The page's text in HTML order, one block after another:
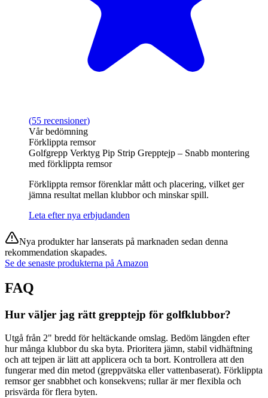
(55 recensioner)
Vår bedömning
Förklippta remsor
Golfgrepp Verktyg Pip Strip Grepptejp – Snabb montering
med förklippta remsor
Förklippta remsor förenklar mått och placering, vilket ger
jämna resultat mellan klubbor och minskar spill.
Leta efter nya erbjudanden
Nya produkter har lanserats på marknaden sedan denna
rekommendation skapades.
Se de senaste produkterna på Amazon
FAQ
Hur väljer jag rätt grepptejp för golfklubbor?
Utgå från 2" bredd för heltäckande omslag. Bedöm längden efter
hur många klubbor du ska byta. Prioritera jämn, stabil vidhäftning
och att tejpen är lätt att applicera och ta bort. Kontrollera att den
fungerar med din metod (greppvätska eller vattenbaserat). Förklippta
remsor ger snabbhet och konsekvens; rullar är mer flexibla och
prisvärda för flera byten.